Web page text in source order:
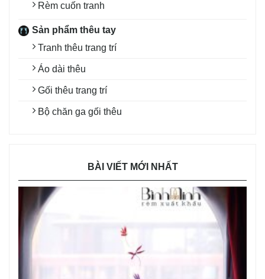
Rèm cuốn tranh
Sản phẩm thêu tay
Tranh thêu trang trí
Áo dài thêu
Gối thêu trang trí
Bộ chăn ga gối thêu
BÀI VIẾT MỚI NHẤT